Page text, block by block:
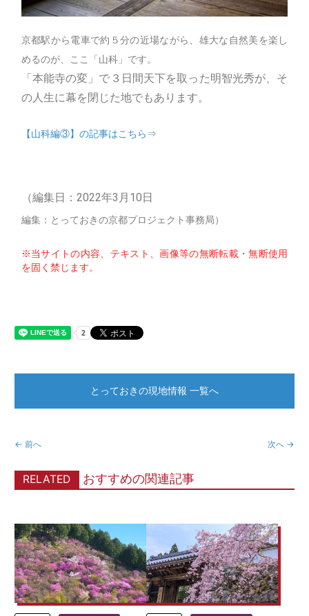
京都駅から電車で約５分の近場ながら、雄大な自然美を楽し
めるのが、ここ「山科」です。
「本能寺の変」で３日間天下を取った明智光秀が、そ
の人生に幕を閉じた地でもあります。
【山科編③】の記事はこちら⇒
（編集日：2022年3月10日
編集：とっておきの京都プロジェクト事務局）
※当サイトの内容、テキスト、画像等の無断転載・無断使用
を固く禁じます。
← 前へ 次へ →
とっておきの現地情報 一覧へ
RELATED おすすめの関連記事